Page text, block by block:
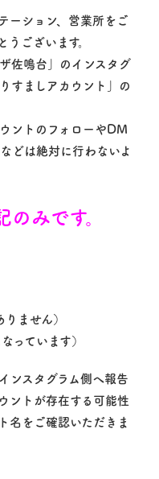
ーション、営業所をご
うございます。
佐鳴台」のインスタグ
すましアカウント」の
ントのフォローやDM
どは絶対に行わないよ
みです。
ません）
っています）
ンスタグラム側へ報告
ントが存在する可能性
名をご確認いただきま